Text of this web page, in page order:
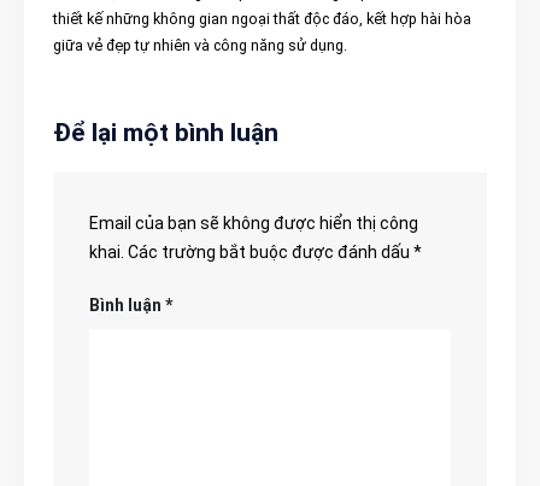
thiết kế những không gian ngoại thất độc đáo, kết hợp hài hòa
giữa vẻ đẹp tự nhiên và công năng sử dụng.
Để lại một bình luận
Email của bạn sẽ không được hiển thị công
khai. Các trường bắt buộc được đánh dấu *
Bình luận *